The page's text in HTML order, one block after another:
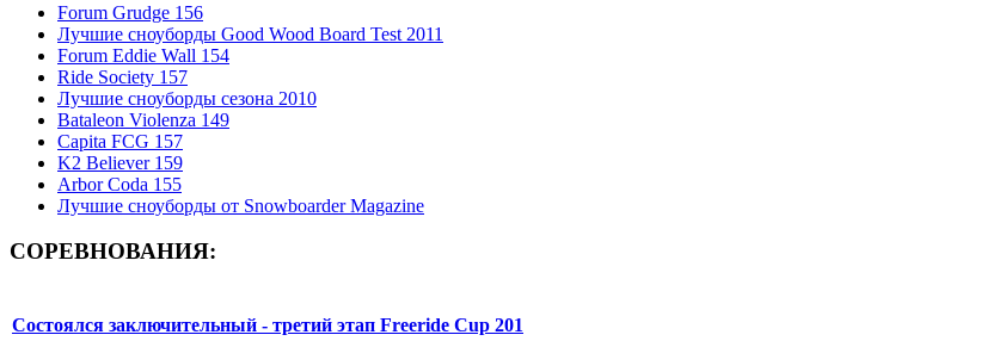
Forum Grudge 156
Лучшие сноуборды Good Wood Board Test 2011
Forum Eddie Wall 154
Ride Society 157
Лучшие сноуборды сезона 2010
Bataleon Violenza 149
Capita FCG 157
K2 Believer 159
Arbor Coda 155
Лучшие сноуборды от Snowboarder Magazine
СОРЕВНОВАНИЯ:
Состоялся заключительный - третий этап Freeride Cup 201